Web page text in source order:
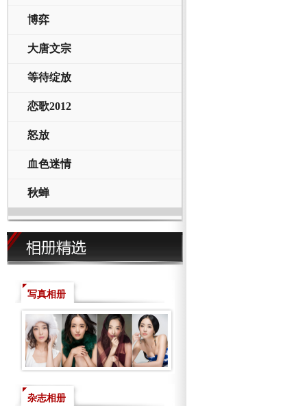
博弈
大唐文宗
等待绽放
恋歌2012
怒放
血色迷情
秋蝉
写真相册
杂志相册